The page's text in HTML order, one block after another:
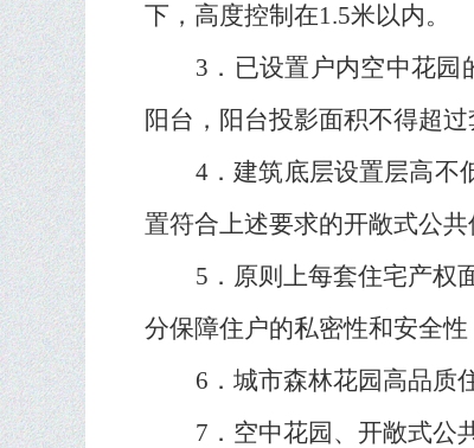
下，高度控制在1.5米以内。
3 ．已设置户内空中花
阳台，阳台投影面积不得超
4 ．建筑底层设置层高不
置符合上述要求的开敞式公
5 ．原则上每套住宅产权
分保障住户的私密性和安全
6 ．城市森林花园高品质
7 ．空中花园、开敞式公